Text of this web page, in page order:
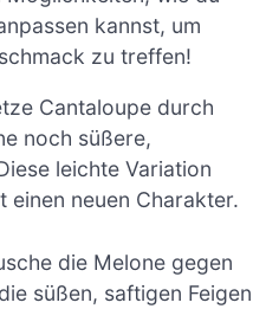
kannst, um
zu treffen!
Cantaloupe durch
noch süßere,
leichte Variation
einen neuen Charakter.
die Melone gegen
süßen, saftigen Feigen